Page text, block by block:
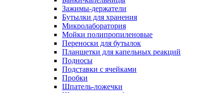
Зажимы-держатели
Бутылки для хранения
Микролаборатория
Мойки полипропиленовые
Переноски для бутылок
Планшетки для капельных реакций
Подносы
Подставки с ячейками
Пробки
Шпатель-ложечки